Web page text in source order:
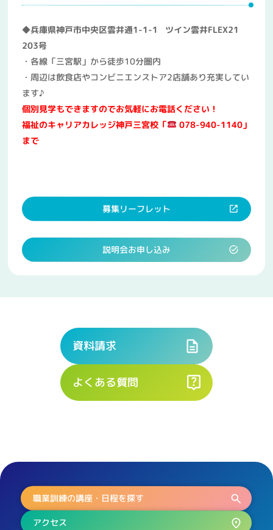
◆兵庫県神戸市中央区雲井通1-1-1 ツイン雲井FLEX21
203号
・各線「三宮駅」から徒歩10分圏内
・周辺は飲食店やコンビニエンストア2店舗あり充実してい
ます♪
個別見学もできますのでお気軽にお電話ください！
福祉のキャリアカレッジ神戸三宮校「 078-940-1140」
まで
募集リーフレット
説明会お申し込み
資料請求
よくある質問
職業訓練の講座・日程を探す
アクセス